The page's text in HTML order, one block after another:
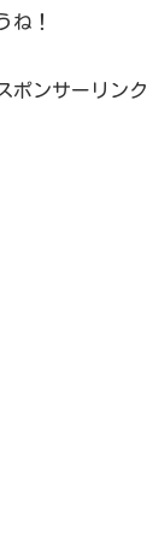
ね！
ポンサーリンク